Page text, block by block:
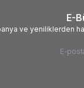
E-
ve yeniliklerden